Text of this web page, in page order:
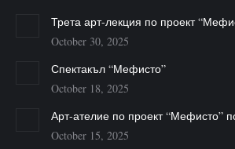
Трета арт-лекция по проект
October 30, 2025
Спектакъл “Мефисто”
October 18, 2025
Арт-ателие по проект “Мефисто”
October 15, 2025